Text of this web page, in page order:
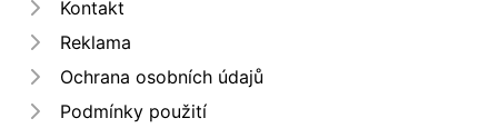
Kontakt
Reklama
Ochrana osobních údajů
Podmínky použití